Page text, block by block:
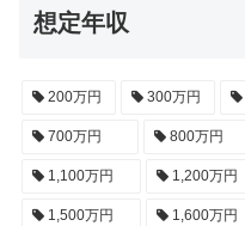
想定年収
200万円 300万円
700万円 800万円
1,100万円 1,200万円
1,500万円 1,600万円